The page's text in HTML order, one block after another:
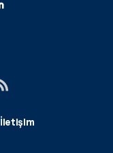
İletişim